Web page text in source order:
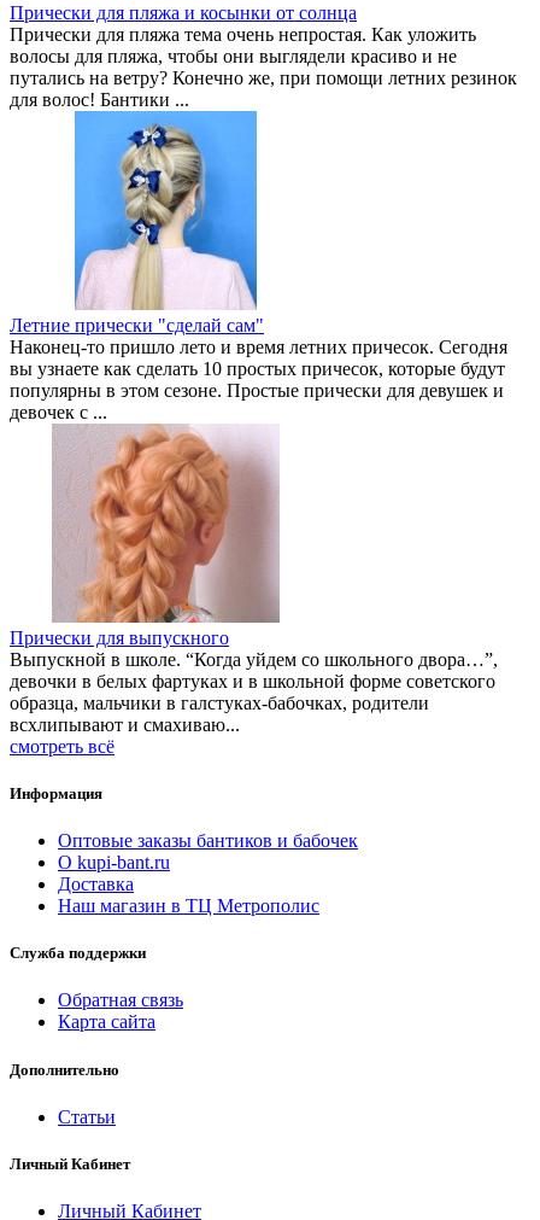
Прически для пляжа и косынки от солнца
Прически для пляжа тема очень непростая. Как уложить
волосы для пляжа, чтобы они выглядели красиво и не
путались на ветру? Конечно же, при помощи летних резинок
для волос! Бантики ...
Летние прически "сделай сам"
Наконец-то пришло лето и время летних причесок. Сегодня
вы узнаете как сделать 10 простых причесок, которые будут
популярны в этом сезоне. Простые прически для девушек и
девочек с ...
Прически для выпускного
Выпускной в школе. “Когда уйдем со школьного двора…”,
девочки в белых фартуках и в школьной форме советского
образца, мальчики в галстуках-бабочках, родители
всхлипывают и смахиваю...
смотреть всё
Информация
Оптовые заказы бантиков и бабочек
О kupi-bant.ru
Доставка
Наш магазин в ТЦ Метрополис
Служба поддержки
Обратная связь
Карта сайта
Дополнительно
Статьи
Личный Кабинет
Личный Кабинет